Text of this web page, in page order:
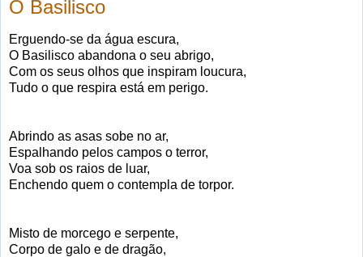
O Basilisco
Erguendo-se da água escura,
O Basilisco abandona o seu abrigo,
Com os seus olhos que inspiram loucura,
Tudo o que respira está em perigo.
Abrindo as asas sobe no ar,
Espalhando pelos campos o terror,
Voa sob os raios de luar,
Enchendo quem o contempla de torpor.
Misto de morcego e serpente,
Corpo de galo e de dragão,